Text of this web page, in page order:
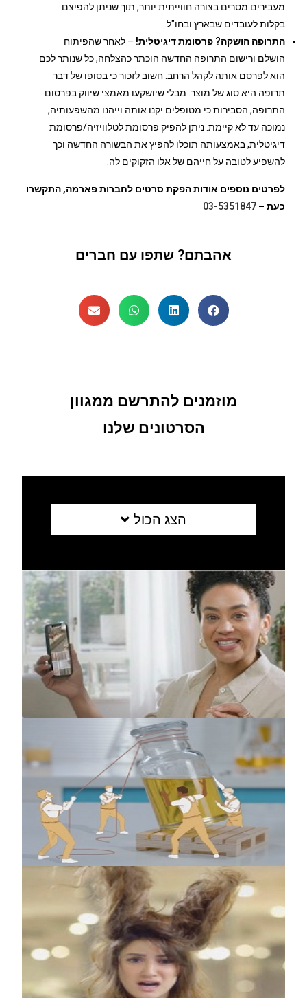
מעבירים מסרים בצורה חווייתית יותר, תוך שניתן להפיצם
בקלות לעובדים שבארץ ובחו"ל.
התרופה הושקה? פרסומת דיגיטלית! – לאחר שהפיתוח
הושלם ורישום התרופה החדשה הוכתר כהצלחה, כל שנותר לכם
הוא לפרסם אותה לקהל הרחב. חשוב לזכור כי בסופו של דבר
תרופה היא סוג של מוצר. מבלי שיושקעו מאמצי שיווק בפרסום
התרופה, הסבירות כי מטופלים יקנו אותה וייהנו מהשפעותיה,
נמוכה עד לא קיימת. ניתן להפיק פרסומת לטלוויזיה/פרסומת
דיגיטלית, באמצעותה תוכלו להפיץ את הבשורה החדשה וכך
להשפיע לטובה על חייהם של אלו הזקוקים לה.
לפרטים נוספים אודות הפקת סרטים לחברות פארמה, התקשרו
כעת – 03-5351847
אהבתם? שתפו עם חברים
מוזמנים להתרשם ממגוון
הסרטונים שלנו
הצג הכול